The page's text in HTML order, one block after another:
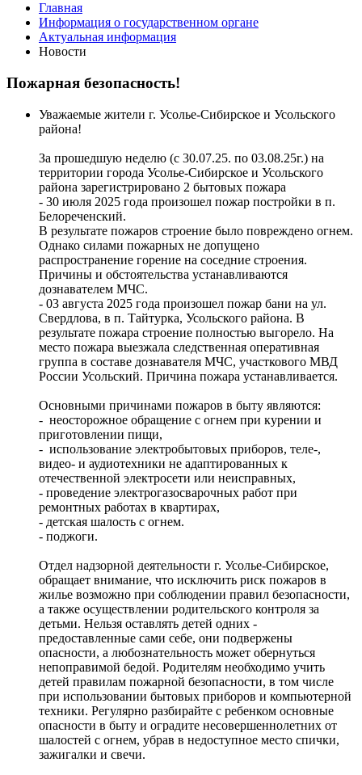
Главная
Информация о государственном органе
Актуальная информация
Новости
Пожарная безопасность!
Уважаемые жители г. Усолье-Сибирское и Усольского
района!
За прошедшую неделю (с 30.07.25. по 03.08.25г.) на
территории города Усолье-Сибирское и Усольского
района зарегистрировано 2 бытовых пожара
- 30 июля 2025 года произошел пожар постройки в п.
Белореченский.
В результате пожаров строение было повреждено огнем.
Однако силами пожарных не допущено
распространение горение на соседние строения.
Причины и обстоятельства устанавливаются
дознавателем МЧС.
- 03 августа 2025 года произошел пожар бани на ул.
Свердлова, в п. Тайтурка, Усольского района. В
результате пожара строение полностью выгорело. На
место пожара выезжала следственная оперативная
группа в составе дознавателя МЧС, участкового МВД
России Усольский. Причина пожара устанавливается.
Основными причинами пожаров в быту являются:
- неосторожное обращение с огнем при курении и
приготовлении пищи,
- использование электробытовых приборов, теле-,
видео- и аудиотехники не адаптированных к
отечественной электросети или неисправных,
- проведение электрогазосварочных работ при
ремонтных работах в квартирах,
- детская шалость с огнем.
- поджоги.
Отдел надзорной деятельности г. Усолье-Сибирское,
обращает внимание, что исключить риск пожаров в
жилье возможно при соблюдении правил безопасности,
а также осуществлении родительского контроля за
детьми. Нельзя оставлять детей одних -
предоставленные сами себе, они подвержены
опасности, а любознательность может обернуться
непоправимой бедой. Родителям необходимо учить
детей правилам пожарной безопасности, в том числе
при использовании бытовых приборов и компьютерной
техники. Регулярно разбирайте с ребенком основные
опасности в быту и оградите несовершеннолетних от
шалостей с огнем, убрав в недоступное место спички,
зажигалки и свечи.